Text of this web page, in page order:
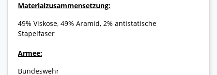
Materialzusammensetzung:
49% Viskose, 49% Aramid, 2% antistatische
Stapelfaser
Armee:
Bundeswehr